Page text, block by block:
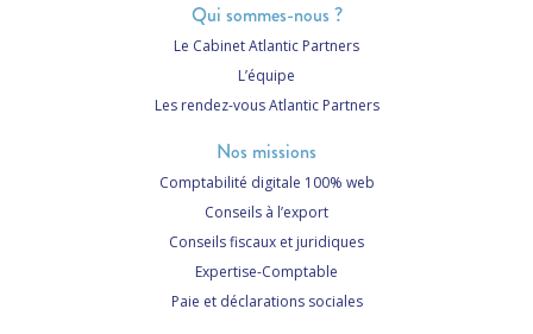
Qui sommes-nous ?
Le Cabinet Atlantic Partners
L’équipe
Les rendez-vous Atlantic Partners
Nos missions
Comptabilité digitale 100% web
Conseils à l’export
Conseils fiscaux et juridiques
Expertise-Comptable
Paie et déclarations sociales